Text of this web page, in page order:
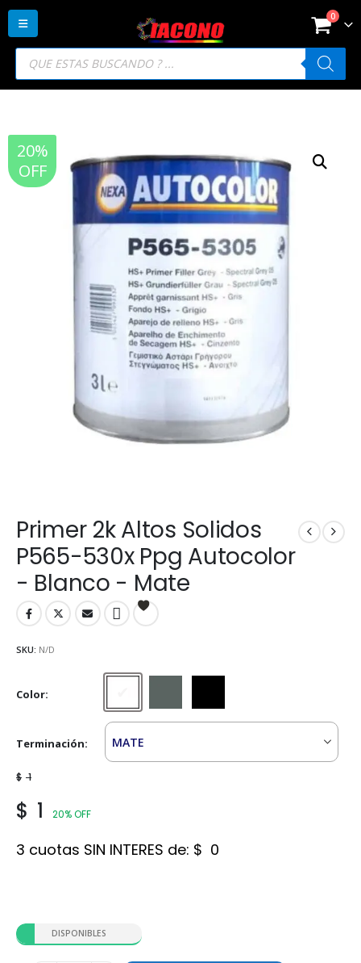
Búsqueda
productos
0
20%
OFF
Primer 2k Altos Solidos
P565-530x Ppg Autocolor
- Blanco - Mate
SKU: N/D
Color
Terminación
$ 1
$ 1 20% OFF
3 cuotas SIN INTERES de: $ 0
DISPONIBLES